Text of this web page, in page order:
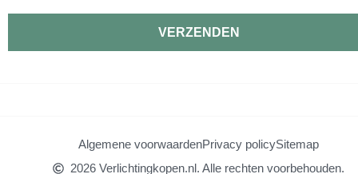
VERZENDEN
Algemene voorwaardenPrivacy policySitemap
2026 Verlichtingkopen.nl. Alle rechten voorbehouden.